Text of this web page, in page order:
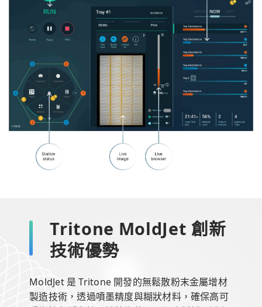
Tritone MoldJet 創新
技術優勢
MoldJet 是 Tritone 開發的無鬆散粉末金屬增材
製造技術，透過噴墨精度與糊狀材料，確保高可